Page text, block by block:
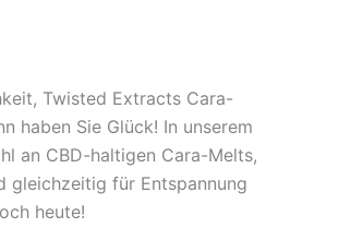
Twisted Extracts Cara-
haben Sie Glück! In unserem
an CBD-haltigen Cara-Melts,
gleichzeitig für Entspannung
heute!